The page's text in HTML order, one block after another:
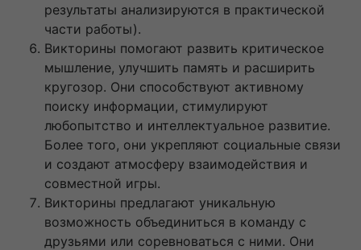
результаты анализируются в практической
части работы).
Викторины помогают развить критическое
мышление, улучшить память и расширить
кругозор. Они способствуют активному
поиску информации, стимулируют
любопытство и интеллектуальное развитие.
Более того, они укрепляют социальные связи
и создают атмосферу взаимодействия и
совместной игры.
Викторины предлагают уникальную
возможность объединиться в команду с
друзьями или соревноваться с ними. Они